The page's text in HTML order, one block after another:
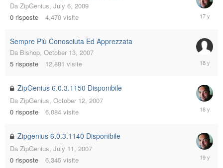
Da ZipGenius, July 6, 2009
0 risposte 4,470 visite
July
6,
Sempre Più Conosciuta Ed Apprezzata
Da Bishop, October 13, 2007
5 risposte 12,881 visite
23,
ZipGenius 6.0.3.1150 Disponibile
Da ZipGenius, October 12, 2007
0 risposte 6,084 visite
October
12,
Zipgenius 6.0.3.1140 Disponibile
Da ZipGenius, July 11, 2007
0 risposte 6,345 visite
July
11,